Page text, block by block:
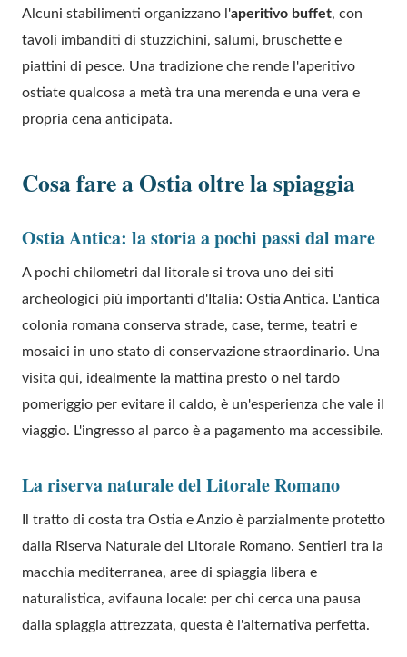
Alcuni stabilimenti organizzano l'aperitivo buffet, con
tavoli imbanditi di stuzzichini, salumi, bruschette e
piattini di pesce. Una tradizione che rende l'aperitivo
ostiate qualcosa a metà tra una merenda e una vera e
propria cena anticipata.
Cosa fare a Ostia oltre la spiaggia
Ostia Antica: la storia a pochi passi dal mare
A pochi chilometri dal litorale si trova uno dei siti
archeologici più importanti d'Italia: Ostia Antica. L'antica
colonia romana conserva strade, case, terme, teatri e
mosaici in uno stato di conservazione straordinario. Una
visita qui, idealmente la mattina presto o nel tardo
pomeriggio per evitare il caldo, è un'esperienza che vale il
viaggio. L'ingresso al parco è a pagamento ma accessibile.
La riserva naturale del Litorale Romano
Il tratto di costa tra Ostia e Anzio è parzialmente protetto
dalla Riserva Naturale del Litorale Romano. Sentieri tra la
macchia mediterranea, aree di spiaggia libera e
naturalistica, avifauna locale: per chi cerca una pausa
dalla spiaggia attrezzata, questa è l'alternativa perfetta.